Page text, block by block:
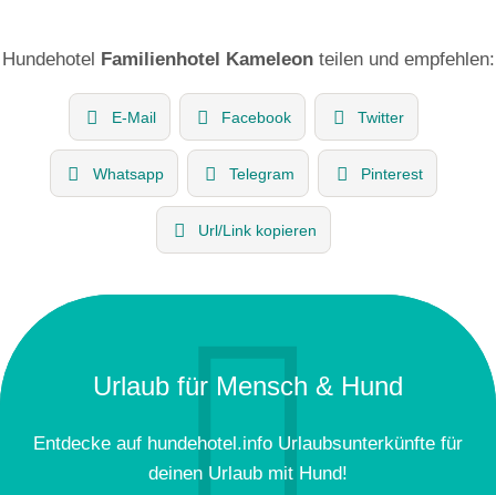
Hundehotel Familienhotel Kameleonteilen und empfehlen:
E-Mail Facebook Twitter
Whatsapp Telegram Pinterest
Url/Link kopieren
Urlaub für Mensch & Hund
Entdecke auf hundehotel.info Urlaubsunterkünfte für
deinen Urlaub mit Hund!